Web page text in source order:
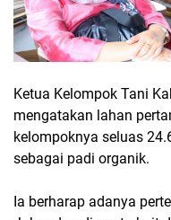
Ketua Kelompok Tani
mengatakan lahan
kelompoknya seluas
sebagai padi organik.
Ia berharap adanya